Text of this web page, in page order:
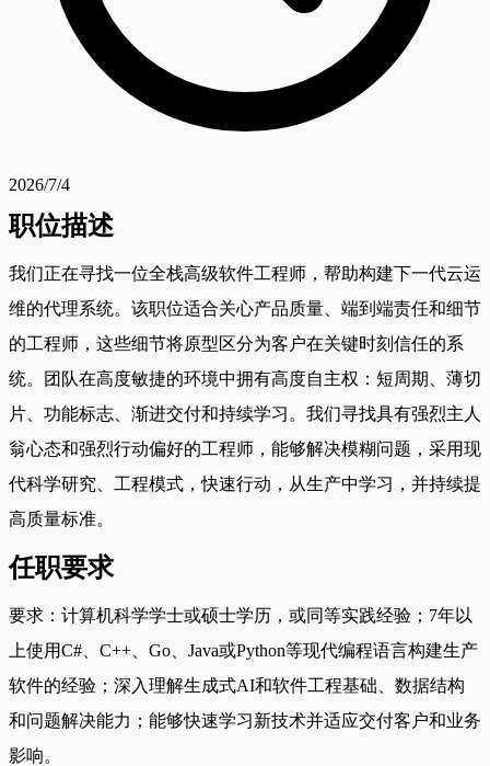
2026/7/4
职位描述
我们正在寻找一位全栈高级软件工程师，帮助构建下一代云运
维的代理系统。该职位适合关心产品质量、端到端责任和细节
的工程师，这些细节将原型区分为客户在关键时刻信任的系
统。团队在高度敏捷的环境中拥有高度自主权：短周期、薄切
片、功能标志、渐进交付和持续学习。我们寻找具有强烈主人
翁心态和强烈行动偏好的工程师，能够解决模糊问题，采用现
代科学研究、工程模式，快速行动，从生产中学习，并持续提
高质量标准。
任职要求
要求：计算机科学学士或硕士学历，或同等实践经验；7年以
上使用C#、C++、Go、Java或Python等现代编程语言构建生产
软件的经验；深入理解生成式AI和软件工程基础、数据结构
和问题解决能力；能够快速学习新技术并适应交付客户和业务
影响。